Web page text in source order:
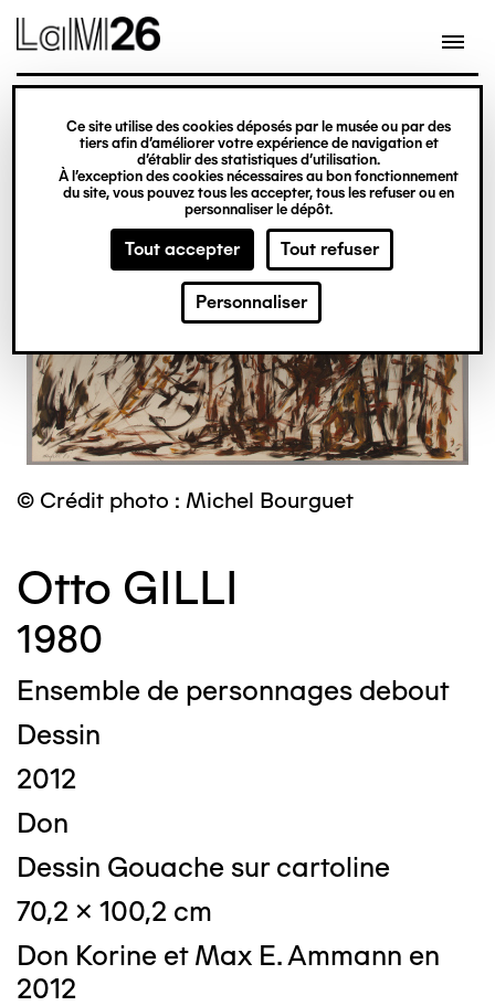
Gestion des cookies
Ce site utilise des cookies déposés par le musée ou par des
tiers afin d’améliorer votre expérience de navigation et
d’établir des statistiques d’utilisation.
À l’exception des cookies nécessaires au bon fonctionnement
du site, vous pouvez tous les accepter, tous les refuser ou en
personnaliser le dépôt.
Tout accepter Tout refuser
Personnaliser
contenu
© Crédit photo : Michel Bourguet
Otto GILLI
1980
Ensemble de personnages debout
Dessin
2012
Don
Dessin Gouache sur cartoline
70,2 x 100,2 cm
Don Korine et Max E. Ammann en
2012